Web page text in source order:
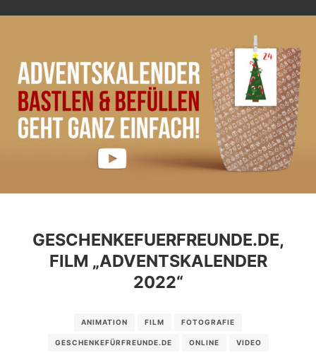
GESCHENKEFUERFREUNDE.DE,
FILM „ADVENTSKALENDER
2022“
ANIMATION FILM FOTOGRAFIE
GESCHENKEFÜRFREUNDE.DE ONLINE VIDEO